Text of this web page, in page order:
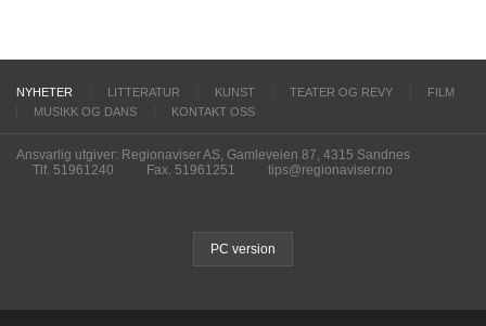
NYHETER LITTERATUR KUNST TEATER OG REVY
FILM
MUSIKK OG DANS
KONTAKT OSS
Ansvarlig utgiver: Regionaviser AS, Gamleveien 87, 4315 Sandnes
Tlf. 51961240
Fax. 51961251 tips@regionaviser.no
PC version